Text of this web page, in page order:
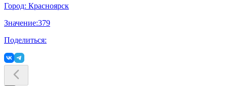
Город: Красноярск
Значение:379
Поделиться: